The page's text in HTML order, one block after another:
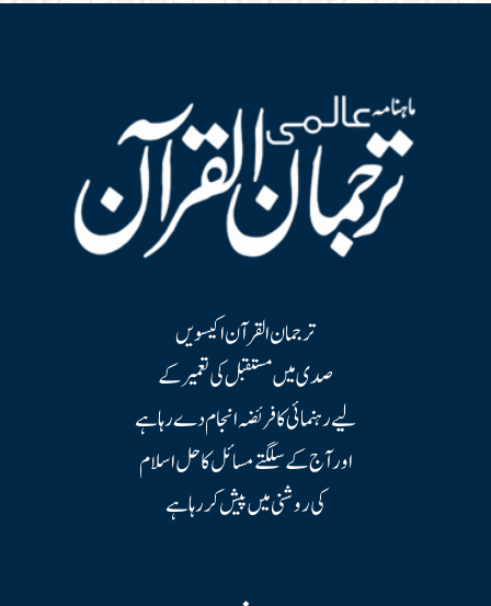
ترجمان القرآن اکیسویں
صدی میں مستقبل کی تعمیر کے
لیے رہنمائی کا فریضہ انجام دے رہا ہے
اور آج کے سلگتے مسائل کا حل اسلام
کی روشنی میں پیش کر رہا ہے